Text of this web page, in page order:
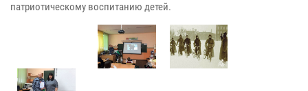
патриотическому воспитанию детей.